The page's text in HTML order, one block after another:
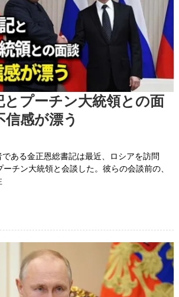
とプーチン大統領との面
感が漂う
ある金正恩総書記は最近、ロシアを訪問
チン大統領と会談した。彼らの会談前の、